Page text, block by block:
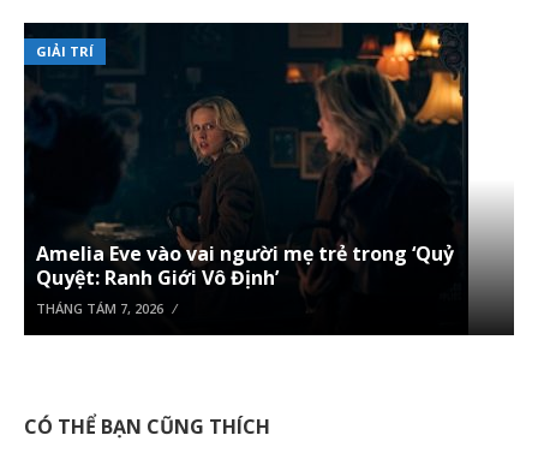
GIẢI TRÍ
Amelia Eve vào vai người mẹ trẻ trong ‘Quỷ
Quyệt: Ranh Giới Vô Định’
THÁNG TÁM 7, 2026
CÓ THỂ BẠN CŨNG THÍCH